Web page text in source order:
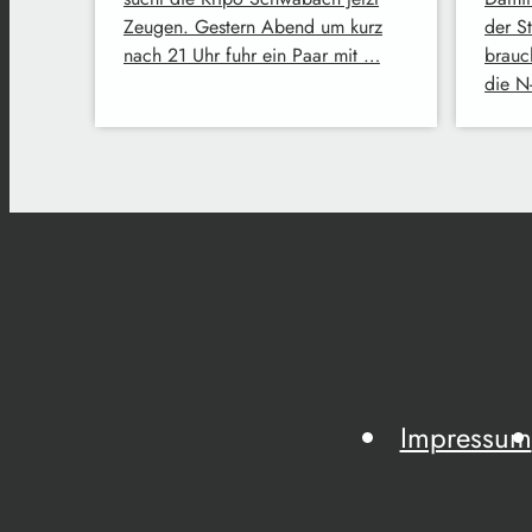
Zeugen. Gestern Abend um kurz
nach 21 Uhr fuhr ein Paar mit …
der
die
Impressum